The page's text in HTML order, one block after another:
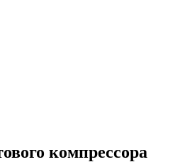
компрессора